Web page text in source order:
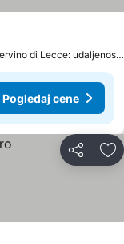
di Lecce: udaljenost
Pogledaj cene
Deli